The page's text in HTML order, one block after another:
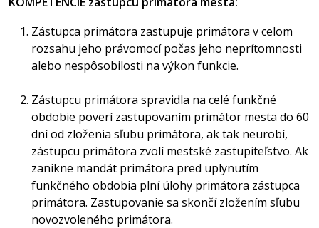
Zástupca primátora zastupuje primátora v celom
rozsahu jeho právomocí počas jeho neprítomnosti
alebo nespôsobilosti na výkon funkcie.
Zástupcu primátora spravidla na celé funkčné
obdobie poverí zastupovaním primátor mesta do 60
dní od zloženia sľubu primátora, ak tak neurobí,
zástupcu primátora zvolí mestské zastupiteľstvo. Ak
zanikne mandát primátora pred uplynutím
funkčného obdobia plní úlohy primátora zástupca
primátora. Zastupovanie sa skončí zložením sľubu
novozvoleného primátora.